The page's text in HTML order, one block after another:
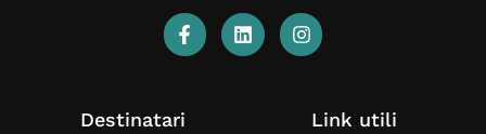
Destinatari Link utili